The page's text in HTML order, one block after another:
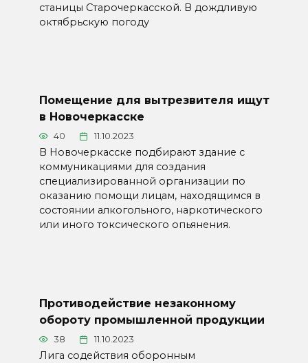
станицы Старочеркасской. В дождливую
октябрьскую погоду
Помещение для вытрезвителя ищут
в Новочеркасске
40 11.10.2023
В Новочеркасске подбирают здание с
коммуникациями для создания
специализированной организации по
оказанию помощи лицам, находящимся в
состоянии алкогольного, наркотического
или иного токсического опьянения.
Противодействие незаконному
обороту промышленной продукции
38 11.10.2023
Лига содействия оборонным